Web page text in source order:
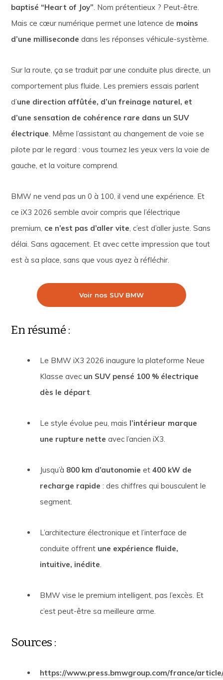
baptisé “Heart of Joy”. Nom prétentieux ? Peut-être.
Mais ce cœur numérique permet une latence de moins
d’une milliseconde dans les réponses véhicule-système.
Sur la route, ça se traduit par une conduite plus directe, un
comportement plus fluide. Les premiers essais parlent
d’une direction affûtée, d’un freinage naturel, et
d’une sensation de cohérence rare dans un SUV
électrique. Même l’assistant au changement de voie se
pilote par le regard : vous tournez les yeux vers la voie de
gauche, et la voiture comprend.
BMW ne vend pas un 0 à 100, il vend une expérience. Et
ce iX3 2026 semble avoir compris que l’électrique
premium, ce n’est pas d’aller vite, c’est d’aller juste. Sans
délai. Sans agacement. Et avec cette impression que tout
est à sa place, sans que vous ayez à réfléchir.
Voir nos SUV BMW
En résumé :
Le BMW iX3 2026 inaugure la plateforme Neue
Klasse avec un SUV pensé 100 % électrique
dès le départ.
Le style évolue peu, mais l’intérieur marque
une rupture nette avec l’ancien iX3.
Jusqu’à 800 km d’autonomie et 400 kW de
recharge rapide : des chiffres qui bousculent le
segment.
L’architecture électronique et l’interface de
conduite offrent une expérience fluide,
intuitive, inédite.
BMW vise le premium intelligent, pas l’excès. Et
c’est peut-être sa meilleure arme.
Sources :
https://www.press.bmwgroup.com/france/